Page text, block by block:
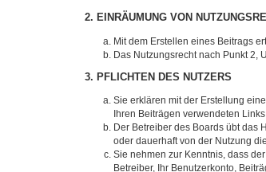
2. EINRÄUMUNG VON
Mit dem Erstellen eines Beitrags
Das Nutzungsrecht nach Punkt 2,
3. PFLICHTEN DES NUTZERS
Sie erklären mit der Erstellung
Ihren Beiträgen verwendeten
Der Betreiber des Boards übt das
oder dauerhaft von der Nutzung
Sie nehmen zur Kenntnis, dass
Betreiber, Ihr Benutzerkonto,